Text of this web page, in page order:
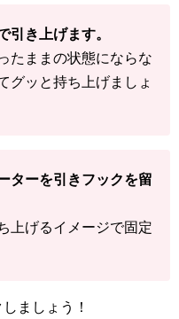
引き上げます。
たままの状態にならな
グッと持ち上げましょ
ターを引きフックを留
上げるイメージで固定
ましょう！